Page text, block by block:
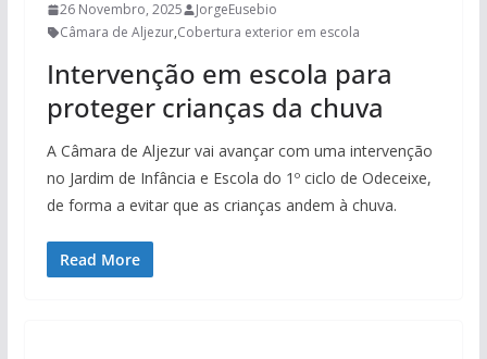
26 Novembro, 2025
JorgeEusebio
Câmara de Aljezur,Cobertura exterior em escola
Intervenção em escola para
proteger crianças da chuva
A Câmara de Aljezur vai avançar com uma intervenção
no Jardim de Infância e Escola do 1º ciclo de Odeceixe,
de forma a evitar que as crianças andem à chuva.
Read More